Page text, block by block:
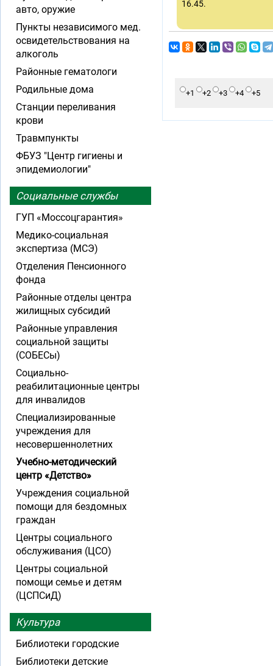
16.45.
+1 +2 +3 +4 +5
авто, оружие
Пункты независимого мед.
освидетельствования на
алкоголь
Районные гематологи
Родильные дома
Станции переливания
крови
Травмпункты
ФБУЗ "Центр гигиены и
эпидемиологии"
Социальные службы
ГУП «Моссоцгарантия»
Медико-социальная
экспертиза (МСЭ)
Отделения Пенсионного
фонда
Районные отделы центра
жилищных субсидий
Районные управления
социальной защиты
(СОБЕСы)
Социально-
реабилитационные центры
для инвалидов
Специализированные
учреждения для
несовершеннолетних
Учебно-методический
центр «Детство»
Учреждения социальной
помощи для бездомных
граждан
Центры социального
обслуживания (ЦСО)
Центры социальной
помощи семье и детям
(ЦСПСиД)
Культура
Библиотеки городские
Библиотеки детские